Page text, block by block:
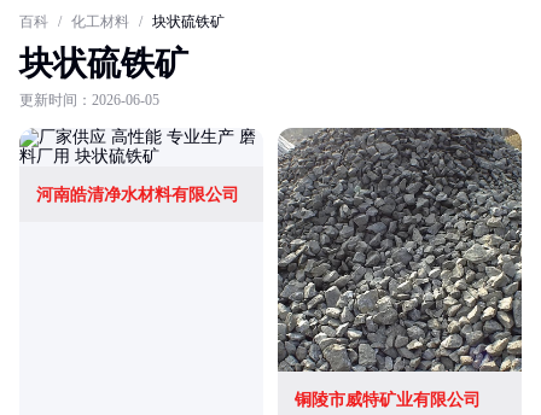
百科 / 化工材料 / 块状硫铁矿
块状硫铁矿
更新时间：2026-06-05
河南皓清净水材料有限公司
铜陵市威特矿业有限公司